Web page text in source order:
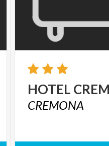
HOTEL
CREMONA